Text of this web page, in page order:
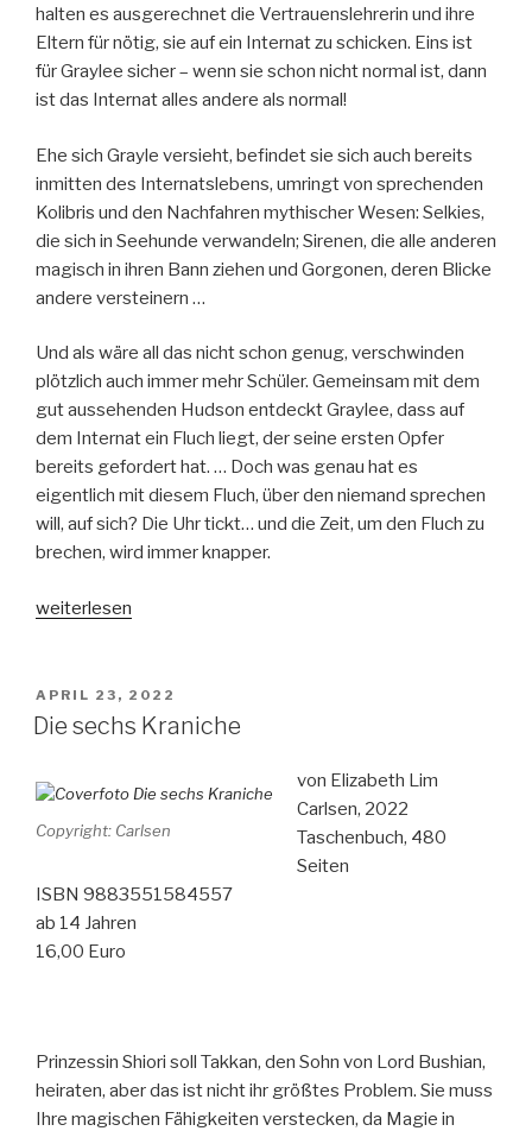
halten es ausgerechnet die Vertrauenslehrerin und ihre
Eltern für nötig, sie auf ein Internat zu schicken. Eins ist
für Graylee sicher – wenn sie schon nicht normal ist, dann
ist das Internat alles andere als normal!
Ehe sich Grayle versieht, befindet sie sich auch bereits
inmitten des Internatslebens, umringt von sprechenden
Kolibris und den Nachfahren mythischer Wesen: Selkies,
die sich in Seehunde verwandeln; Sirenen, die alle anderen
magisch in ihren Bann ziehen und Gorgonen, deren Blicke
andere versteinern …
Und als wäre all das nicht schon genug, verschwinden
plötzlich auch immer mehr Schüler. Gemeinsam mit dem
gut aussehenden Hudson entdeckt Graylee, dass auf
dem Internat ein Fluch liegt, der seine ersten Opfer
bereits gefordert hat. … Doch was genau hat es
eigentlich mit diesem Fluch, über den niemand sprechen
will, auf sich? Die Uhr tickt… und die Zeit, um den Fluch zu
brechen, wird immer knapper.
„Legend
1-
Fluchbrecher“
weiterlesen
VERÖFFENTLICHT
AM
APRIL 23, 2022
Die sechs Kraniche
Copyright: Carlsen
von Elizabeth Lim
Carlsen, 2022
Taschenbuch, 480
Seiten
ISBN 9883551584557
ab 14 Jahren
16,00 Euro
Prinzessin Shiori soll Takkan, den Sohn von Lord Bushian,
heiraten, aber das ist nicht ihr größtes Problem. Sie muss
Ihre magischen Fähigkeiten verstecken, da Magie in